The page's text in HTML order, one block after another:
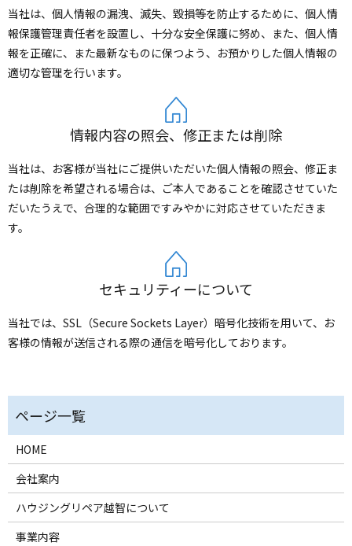
当社は、個人情報の漏洩、滅失、毀損等を防止するために、個人情
報保護管理責任者を設置し、十分な安全保護に努め、また、個人情
報を正確に、また最新なものに保つよう、お預かりした個人情報の
適切な管理を行います。
情報内容の照会、修正または削除
当社は、お客様が当社にご提供いただいた個人情報の照会、修正ま
たは削除を希望される場合は、ご本人であることを確認させていた
だいたうえで、合理的な範囲ですみやかに対応させていただきま
す。
セキュリティーについて
当社では、SSL（Secure Sockets Layer）暗号化技術を用いて、お
客様の情報が送信される際の通信を暗号化しております。
HOME
会社案内
ハウジングリペア越智について
事業内容